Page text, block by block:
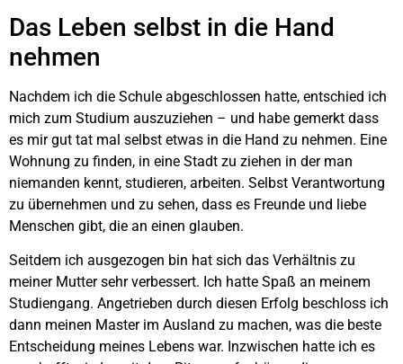
Das Leben selbst in die Hand
nehmen
Nachdem ich die Schule abgeschlossen hatte, entschied ich
mich zum Studium auszuziehen – und habe gemerkt dass
es mir gut tat mal selbst etwas in die Hand zu nehmen. Eine
Wohnung zu finden, in eine Stadt zu ziehen in der man
niemanden kennt, studieren, arbeiten. Selbst Verantwortung
zu übernehmen und zu sehen, dass es Freunde und liebe
Menschen gibt, die an einen glauben.
Seitdem ich ausgezogen bin hat sich das Verhältnis zu
meiner Mutter sehr verbessert. Ich hatte Spaß an meinem
Studiengang. Angetrieben durch diesen Erfolg beschloss ich
dann meinen Master im Ausland zu machen, was die beste
Entscheidung meines Lebens war. Inzwischen hatte ich es